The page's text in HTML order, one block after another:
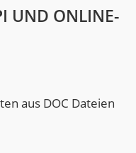
UND ONLINE-
aus DOC Dateien